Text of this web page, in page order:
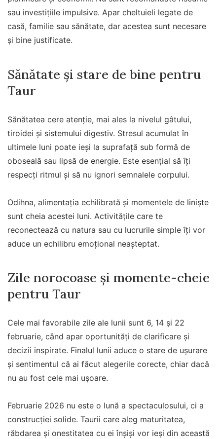
sau investițiile impulsive. Apar cheltuieli legate de
casă, familie sau sănătate, dar acestea sunt necesare
și bine justificate.
Sănătate și stare de bine pentru
Taur
Sănătatea cere atenție, mai ales la nivelul gâtului,
tiroidei și sistemului digestiv. Stresul acumulat în
ultimele luni poate ieși la suprafață sub formă de
oboseală sau lipsă de energie. Este esențial să îți
respecți ritmul și să nu ignori semnalele corpului.
Odihna, alimentația echilibrată și momentele de liniște
sunt cheia acestei luni. Activitățile care te
reconectează cu natura sau cu lucrurile simple îți vor
aduce un echilibru emoțional neașteptat.
Zile norocoase și momente-cheie
pentru Taur
Cele mai favorabile zile ale lunii sunt 6, 14 și 22
februarie, când apar oportunități de clarificare și
decizii inspirate. Finalul lunii aduce o stare de ușurare
și sentimentul că ai făcut alegerile corecte, chiar dacă
nu au fost cele mai ușoare.
Februarie 2026 nu este o lună a spectaculosului, ci a
construcției solide. Taurii care aleg maturitatea,
răbdarea și onestitatea cu ei înșiși vor ieși din această